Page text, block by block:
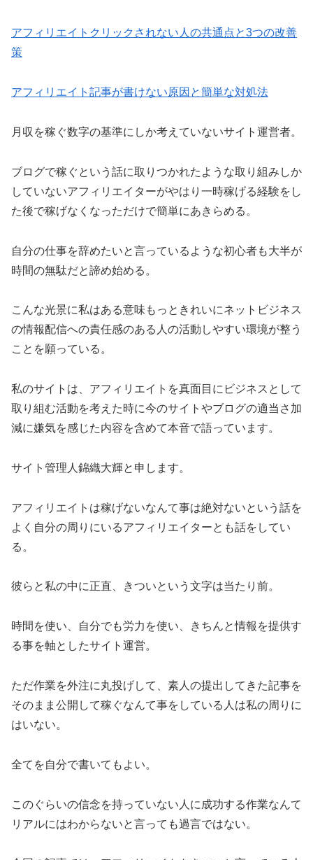
アフィリエイトクリックされない人の共通点と3つの改善
策
アフィリエイト記事が書けない原因と簡単な対処法
月収を稼ぐ数字の基準にしか考えていないサイト運営者。
ブログで稼ぐという話に取りつかれたような取り組みしか
していないアフィリエイターがやはり一時稼げる経験をし
た後で稼げなくなっただけで簡単にあきらめる。
自分の仕事を辞めたいと言っているような初心者も大半が
時間の無駄だと諦め始める。
こんな光景に私はある意味もっときれいにネットビジネス
の情報配信への責任感のある人の活動しやすい環境が整う
ことを願っている。
私のサイトは、アフィリエイトを真面目にビジネスとして
取り組む活動を考えた時に今のサイトやブログの適当さ加
減に嫌気を感じた内容を含めて本音で語っています。
サイト管理人錦織大輝と申します。
アフィリエイトは稼げないなんて事は絶対ないという話を
よく自分の周りにいるアフィリエイターとも話をしてい
る。
彼らと私の中に正直、きついという文字は当たり前。
時間を使い、自分でも労力を使い、きちんと情報を提供す
る事を軸としたサイト運営。
ただ作業を外注に丸投げして、素人の提出してきた記事を
そのまま公開して稼ぐなんて事をしている人は私の周りに
はいない。
全てを自分で書いてもよい。
このぐらいの信念を持っていない人に成功する作業なんて
リアルにはわからないと言っても過言ではない。